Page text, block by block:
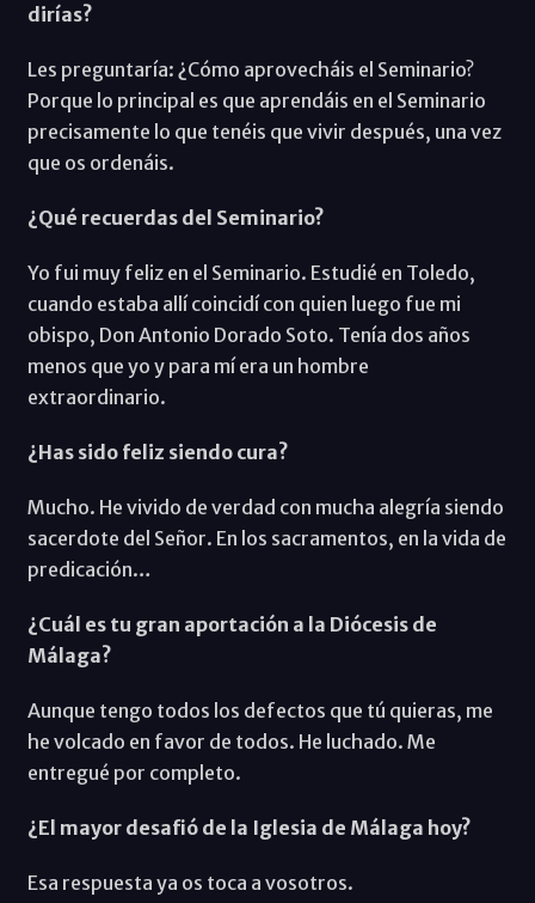
dirías?
Les preguntaría: ¿Cómo aprovecháis el Seminario?
Porque lo principal es que aprendáis en el Seminario
precisamente lo que tenéis que vivir después, una vez
que os ordenáis.
¿Qué recuerdas del Seminario?
Yo fui muy feliz en el Seminario. Estudié en Toledo,
cuando estaba allí coincidí con quien luego fue mi
obispo, Don Antonio Dorado Soto. Tenía dos años
menos que yo y para mí era un hombre
extraordinario.
¿Has sido feliz siendo cura?
Mucho. He vivido de verdad con mucha alegría siendo
sacerdote del Señor. En los sacramentos, en la vida de
predicación…
¿Cuál es tu gran aportación a la Diócesis de
Málaga?
Aunque tengo todos los defectos que tú quieras, me
he volcado en favor de todos. He luchado. Me
entregué por completo.
¿El mayor desafió de la Iglesia de Málaga hoy?
Esa respuesta ya os toca a vosotros.